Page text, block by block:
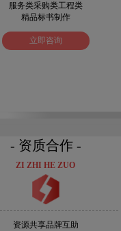
服务类采购类工程类
精品标书制作
立即咨询
- 资质合作 -
ZI ZHI HE ZUO
资源共享品牌互助